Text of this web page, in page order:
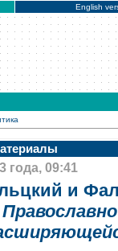
English
года, 09:41
и